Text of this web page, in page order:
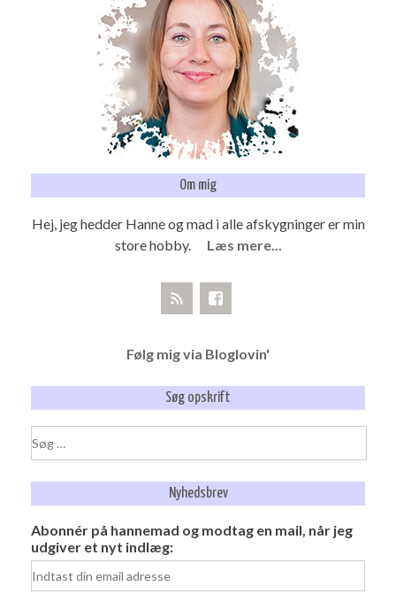
Om mig
Hej, jeg hedder Hanne og mad i alle afskygninger er min
store hobby. Læs mere...
Følg mig via Bloglovin'
Søg opskrift
Søg
efter:
Nyhedsbrev
Abonnér på hannemad og modtag en mail, når jeg
udgiver et nyt indlæg: